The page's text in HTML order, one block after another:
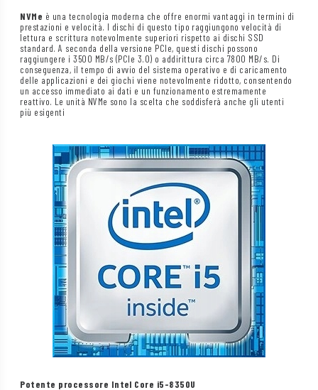
NVMe è una tecnologia moderna che offre enormi vantaggi in termini di
prestazioni e velocità. I dischi di questo tipo raggiungono velocità di
lettura e scrittura notevolmente superiori rispetto ai dischi SSD
standard. A seconda della versione PCIe, questi dischi possono
raggiungere i 3500 MB/s (PCIe 3.0) o addirittura circa 7800 MB/s. Di
conseguenza, il tempo di avvio del sistema operativo e di caricamento
delle applicazioni e dei giochi viene notevolmente ridotto, consentendo
un accesso immediato ai dati e un funzionamento estremamente
reattivo. Le unità NVMe sono la scelta che soddisferà anche gli utenti
più esigenti
Potente processore Intel Core i5-8350U